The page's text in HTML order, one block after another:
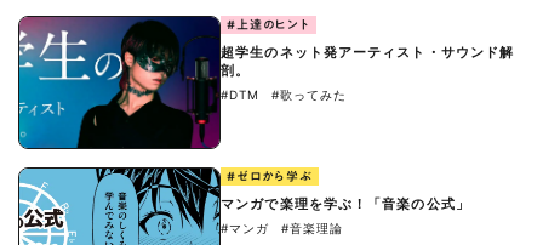
#上達のヒント
超学生のネット発アーティスト・サウンド解
剖。
#DTM #歌ってみた
#ゼロから学ぶ
マンガで楽理を学ぶ！「音楽の公式」
#マンガ #音楽理論